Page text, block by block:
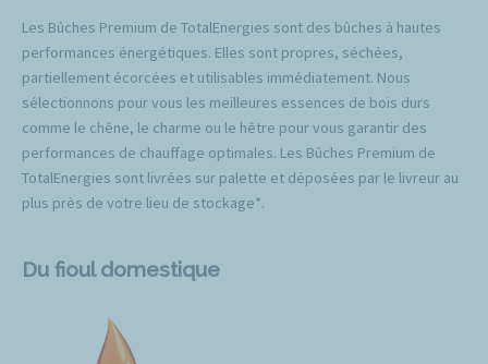
Les Bûches Premium de TotalEnergies sont des bûches à hautes
performances énergétiques. Elles sont propres, séchées,
partiellement écorcées et utilisables immédiatement. Nous
sélectionnons pour vous les meilleures essences de bois durs
comme le chêne, le charme ou le hêtre pour vous garantir des
performances de chauffage optimales. Les Bûches Premium de
TotalEnergies sont livrées sur palette et déposées par le livreur au
plus près de votre lieu de stockage*.
Du fioul domestique